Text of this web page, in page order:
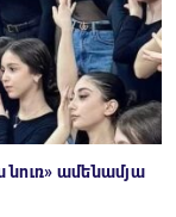
նուռ» ամենամյա